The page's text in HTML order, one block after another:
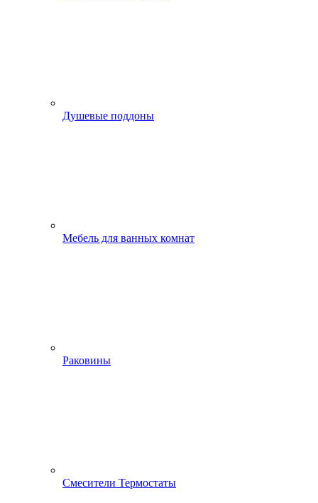
Душевые поддоны
Мебель для ванных комнат
Раковины
Смесители Термостаты